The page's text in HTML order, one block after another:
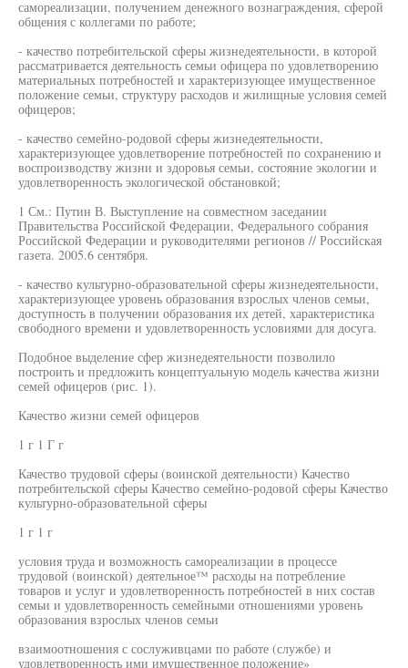
самореализации, получением денежного вознаграждения, сферой
общения с коллегами по работе;
- качество потребительской сферы жизнедеятельности, в которой
рассматривается деятельность семьи офицера по удовлетворению
материальных потребностей и характеризующее имущественное
положение семьи, структуру расходов и жилищные условия семей
офицеров;
- качество семейно-родовой сферы жизнедеятельности,
характеризующее удовлетворение потребностей по сохранению и
воспроизводству жизни и здоровья семьи, состояние экологии и
удовлетворенность экологической обстановкой;
1 См.: Путин В. Выступление на совместном заседании
Правительства Российской Федерации, Федерального собрания
Российской Федерации и руководителями регионов // Российская
газета. 2005.6 сентября.
- качество культурно-образовательной сферы жизнедеятельности,
характеризующее уровень образования взрослых членов семьи,
доступность в получении образования их детей, характеристика
свободного времени и удовлетворенность условиями для досуга.
Подобное выделение сфер жизнедеятельности позволило
построить и предложить концептуальную модель качества жизни
семей офицеров (рис. 1).
Качество жизни семей офицеров
1 г 1 Г г
Качество трудовой сферы (воинской деятельности) Качество
потребительской сферы Качество семейно-родовой сферы Качество
культурно-образовательной сферы
1 г 1 г
условия труда и возможность самореализации в процессе
трудовой (воинской) деятельное™ расходы на потребление
товаров и услуг и удовлетворенность потребностей в них состав
семьи и удовлетворенность семейными отношениями уровень
образования взрослых членов семьи
взаимоотношения с сослуживцами по работе (службе) и
удовлетворенность ими имущественное положение»